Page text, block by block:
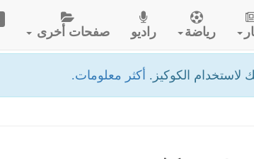
لاستخدام الكوكيز. أكثر معلومات.
رياضة راديو صفحات أخرى